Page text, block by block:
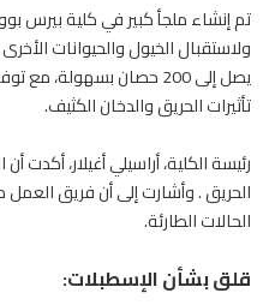
تم إنشاء ملجأ كبير في كلية بيرس
ولاستقبال الخيول والحيوانات
يصل إلى 200
حصانبسهولة، مع
تأثيرات الحريق والدخان الكثيف.
رئيسة الكلية، أراسيلي أغيلار،
الحريق . وأشارت إلى أن فريق
الحالات الطارئة.
قلق بشأن الإسطبلات: